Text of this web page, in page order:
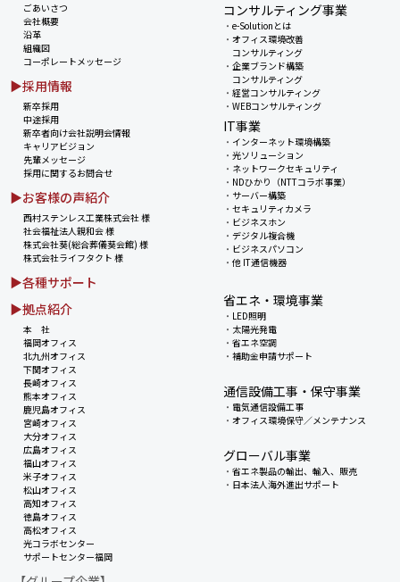
ごあいさつ
会社概要
沿革
組織図
コーポレートメッセージ
▶採用情報
新卒採用
中途採用
新卒者向け会社説明会情報
キャリアビジョン
先輩メッセージ
採用に関するお問合せ
▶お客様の声紹介
西村ステンレス工業株式会社 様
社会福祉法人親和会 様
株式会社葵(総合葬儀葵会館) 様
株式会社ライフタクト 様
▶各種サポート
コンサルティング事業
・e-Solutionとは
・オフィス環境改善
コンサルティング
・企業ブランド構築
コンサルティング
・経営コンサルティング
・WEBコンサルティング
IT事業
・ インターネット環境構築
・光ソリューション
・ ネットワークセキュリティ
・ NDひかり（NTTコラボ事業）
・ サーバー構築
・セキュリティカメラ
・ ビジネスホン
・デジタル複合機
・ ビジネスパソコン
・他 IT通信機器
省エネ・環境事業
・ LED照明
・ 太陽光発電
・省エネ空調
・補助金申請サポート
通信設備工事・保守事業
・ 電気通信設備工事
・オフィス環境保守／メンテナンス
グローバル事業
・省エネ製品の輸出、輸入、販売
・ 日本法人海外進出サポート
▶拠点紹介
本 社
福岡オフィス
北九州オフィス
下関オフィス
長崎オフィス
熊本オフィス
鹿児島オフィス
宮崎オフィス
大分オフィス
広島オフィス
福山オフィス
米子オフィス
松山オフィス
高知オフィス
徳島オフィス
高松オフィス
光コラボセンター
サポートセンター福岡